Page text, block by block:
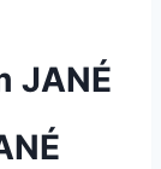
JANÉ